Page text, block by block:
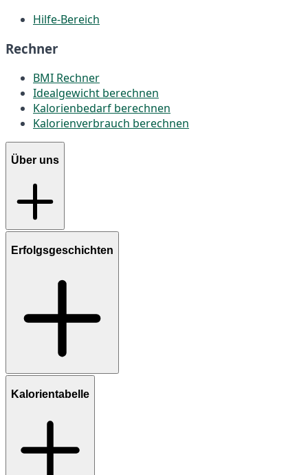
Hilfe-Bereich
Rechner
BMI Rechner
Idealgewicht berechnen
Kalorienbedarf berechnen
Kalorienverbrauch berechnen
Über uns
Erfolgsgeschichten
Kalorientabelle